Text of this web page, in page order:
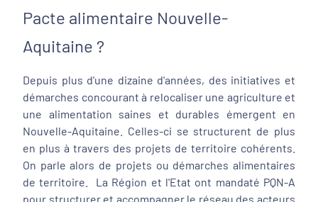
Pacte alimentaire Nouvelle-
Aquitaine ?
Depuis plus d'une dizaine d'années, des initiatives et
démarches concourant à relocaliser une agriculture et
une alimentation saines et durables émergent en
Nouvelle-Aquitaine. Celles-ci se structurent de plus
en plus à travers des projets de territoire cohérents.
On parle alors de projets ou démarches alimentaires
de territoire. La Région et l'Etat ont mandaté PQN-A
pour structurer et accompagner le réseau des acteurs